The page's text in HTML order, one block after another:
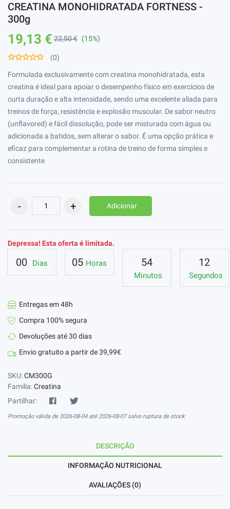
CREATINA MONOHIDRATADA FORTNESS -
300g
19,13 € 22,50 € (15%)
(0)
Formulada exclusivamente com creatina monohidratada, esta
creatina é ideal para apoiar o desempenho físico em exercícios de
curta duração e alta intensidade, sendo uma excelente aliada para
treinos de força, resistência e explosão muscular. De sabor neutro
(unflavored) e fácil dissolução, pode ser misturada com água ou
adicionada a batidos, sem alterar o sabor. É uma opção prática e
eficaz para complementar a rotina de treino de forma simples e
consistente
Adicionar
Depressa! Esta oferta é limitada.
00 Dias 05 Horas 54
Minutos
11
Segundos
Entregas em 48h
Compra 100% segura
Devoluções até 30 dias
Envio gratuito a partir de 39,99€
SKU:CM300G
Familia:Creatina
Partilhar:
Promoção válida de 2026-08-04 até 2026-08-07 salvo ruptura de stock
DESCRIÇÃO
INFORMAÇÃO NUTRICIONAL
AVALIAÇÕES (0)